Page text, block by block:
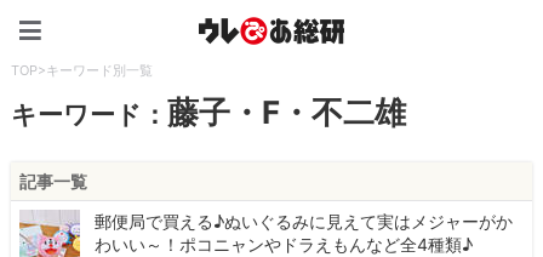
TOP>キーワード別一覧
キーワード： 藤子・F・不二雄
記事一覧
郵便局で買える♪ぬいぐるみに見えて実はメジャーがか
わいい～！ポコニャンやドラえもんなど全4種類♪